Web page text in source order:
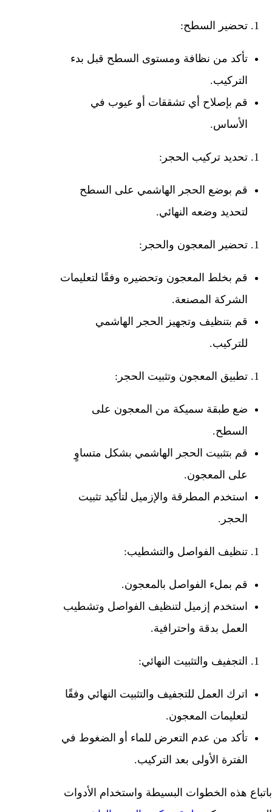
تحضير السطح:
تأكد من نظافة ومستوى السطح قبل بدء
التركيب.
قم بإصلاح أي تشققات أو عيوب في
الأساس.
تحديد تركيب الحجر:
قم بوضع الحجر الهاشمي على السطح
لتحديد وضعه النهائي.
تحضير المعجون والحجر:
قم بخلط المعجون وتحضيره وفقًا لتعليمات
الشركة المصنعة.
قم بتنظيف وتجهيز الحجر الهاشمي
للتركيب.
تطبيق المعجون وتثبيت الحجر:
ضع طبقة سميكة من المعجون على
السطح.
قم بتثبيت الحجر الهاشمي بشكل متساوٍ
على المعجون.
استخدم المطرقة والإزميل لتأكيد تثبيت
الحجر.
تنظيف الفواصل والتشطيب:
قم بملء الفواصل بالمعجون.
استخدم إزميل لتنظيف الفواصل وتشطيب
العمل بدقة واحترافية.
التجفيف والتثبيت النهائي:
اترك العمل للتجفيف والتثبيت النهائي وفقًا
لتعليمات المعجون.
تأكد من عدم التعرض للماء أو الضغوط في
الفترة الأولى بعد التركيب.
باتباع هذه الخطوات البسيطة واستخدام الأدوات